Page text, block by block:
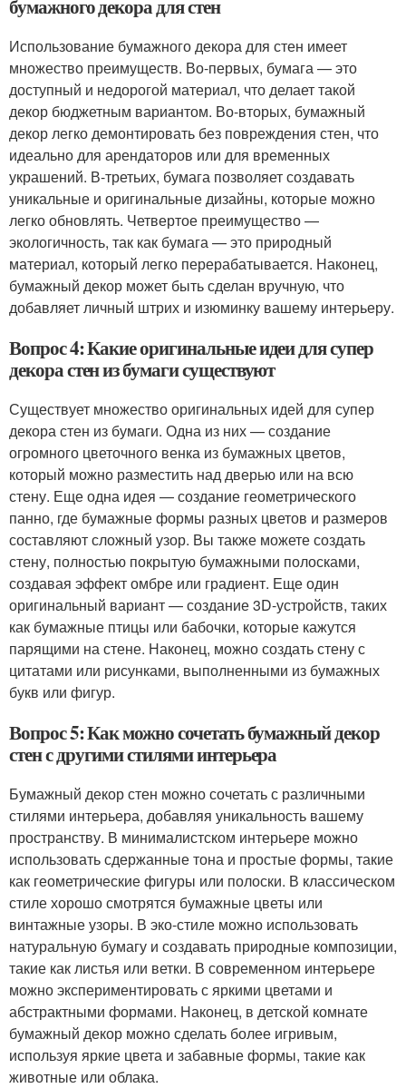
бумажного декора для стен
Использование бумажного декора для стен имеет
множество преимуществ. Во-первых, бумага — это
доступный и недорогой материал, что делает такой
декор бюджетным вариантом. Во-вторых, бумажный
декор легко демонтировать без повреждения стен, что
идеально для арендаторов или для временных
украшений. В-третьих, бумага позволяет создавать
уникальные и оригинальные дизайны, которые можно
легко обновлять. Четвертое преимущество —
экологичность, так как бумага — это природный
материал, который легко перерабатывается. Наконец,
бумажный декор может быть сделан вручную, что
добавляет личный штрих и изюминку вашему интерьеру.
Вопрос 4: Какие оригинальные идеи для супер
декора стен из бумаги существуют
Существует множество оригинальных идей для супер
декора стен из бумаги. Одна из них — создание
огромного цветочного венка из бумажных цветов,
который можно разместить над дверью или на всю
стену. Еще одна идея — создание геометрического
панно, где бумажные формы разных цветов и размеров
составляют сложный узор. Вы также можете создать
стену, полностью покрытую бумажными полосками,
создавая эффект омбре или градиент. Еще один
оригинальный вариант — создание 3D-устройств, таких
как бумажные птицы или бабочки, которые кажутся
парящими на стене. Наконец, можно создать стену с
цитатами или рисунками, выполненными из бумажных
букв или фигур.
Вопрос 5: Как можно сочетать бумажный декор
стен с другими стилями интерьера
Бумажный декор стен можно сочетать с различными
стилями интерьера, добавляя уникальность вашему
пространству. В минималистском интерьере можно
использовать сдержанные тона и простые формы, такие
как геометрические фигуры или полоски. В классическом
стиле хорошо смотрятся бумажные цветы или
винтажные узоры. В эко-стиле можно использовать
натуральную бумагу и создавать природные композиции,
такие как листья или ветки. В современном интерьере
можно экспериментировать с яркими цветами и
абстрактными формами. Наконец, в детской комнате
бумажный декор можно сделать более игривым,
используя яркие цвета и забавные формы, такие как
животные или облака.